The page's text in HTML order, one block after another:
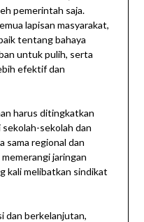
pemerintah saja.
lapisan masyarakat,
tentang bahaya
untuk pulih, serta
efektif dan
harus ditingkatkan
sekolah dan
sama regional dan
jaringan
kali melibatkan sindikat
dan berkelanjutan,